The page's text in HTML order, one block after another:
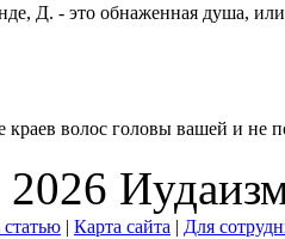
Д. - это обнаженная душа,
краев волос головы вашей и
| Карта сайта | Для